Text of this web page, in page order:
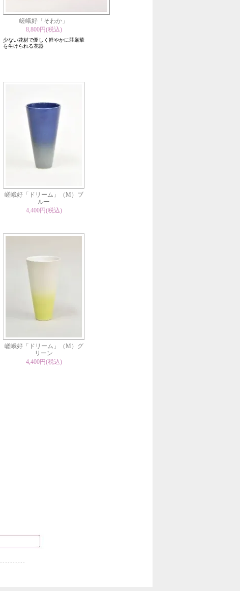
嵯峨好「そわか」
8,800円(税込)
少ない花材で優しく軽やかに荘厳華
を生けられる花器
嵯峨好「ドリーム」（M）ブ
ルー
4,400円(税込)
嵯峨好「ドリーム」（M）グ
リーン
4,400円(税込)